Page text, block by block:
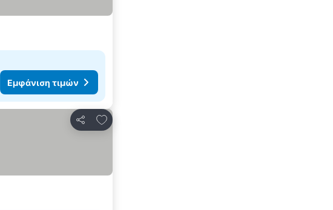
Εμφάνιση τιμών
Κοινοποίηση
Προσθήκη στα αγαπημένα